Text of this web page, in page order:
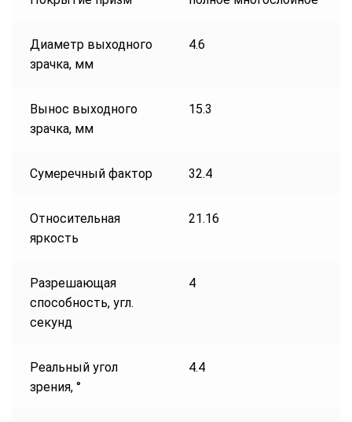
Диаметр выходного
зрачка, мм
4.6
Вынос выходного
зрачка, мм
15.3
Сумеречный фактор 32.4
Относительная
яркость
21.16
Разрешающая
способность, угл.
секунд
4
Реальный угол
зрения, °
4.4